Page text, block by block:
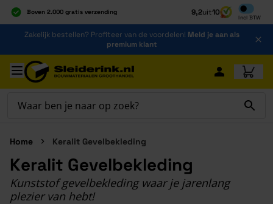
Boven 2.000 gratis verzending
Al 40 jaar dé specialist
Alles onder één dak
9,2uit10
Incl BTW
Inclusief
Ga naar de inhoud
Zakelijk bestellen? Profiteer van de voordelen! Meld je aan als
premium klant
Ga naar hoofdinhoud
Home Keralit Gevelbekleding
Keralit Gevelbekleding
Kunststof gevelbekleding waar je jarenlang
plezier van hebt!